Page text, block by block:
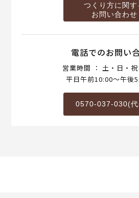
つくり方に関す
お問い合わせ
電話でのお問い
営業時間 ： 土・日・祝
平日午前10:00～午後
0570-037-030(代